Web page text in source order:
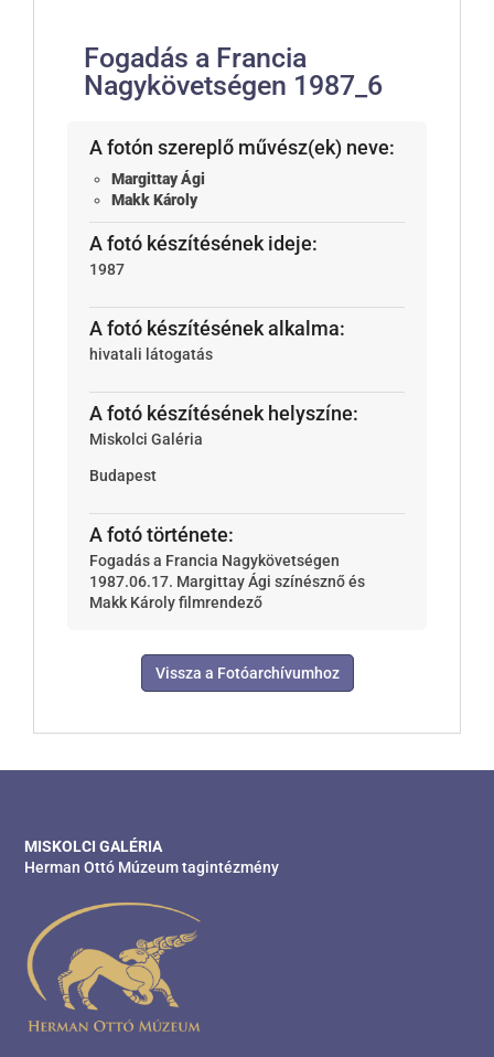
Fogadás a Francia
Nagykövetségen 1987_6
A fotón szereplő művész(ek) neve:
Margittay Ági
Makk Károly
A fotó készítésének ideje:
1987
A fotó készítésének alkalma:
hivatali látogatás
A fotó készítésének helyszíne:
Miskolci Galéria
Budapest
A fotó története:
Fogadás a Francia Nagykövetségen
1987.06.17. Margittay Ági színésznő és
Makk Károly filmrendező
Vissza a Fotóarchívumhoz
MISKOLCI GALÉRIA
Herman Ottó Múzeum tagintézmény